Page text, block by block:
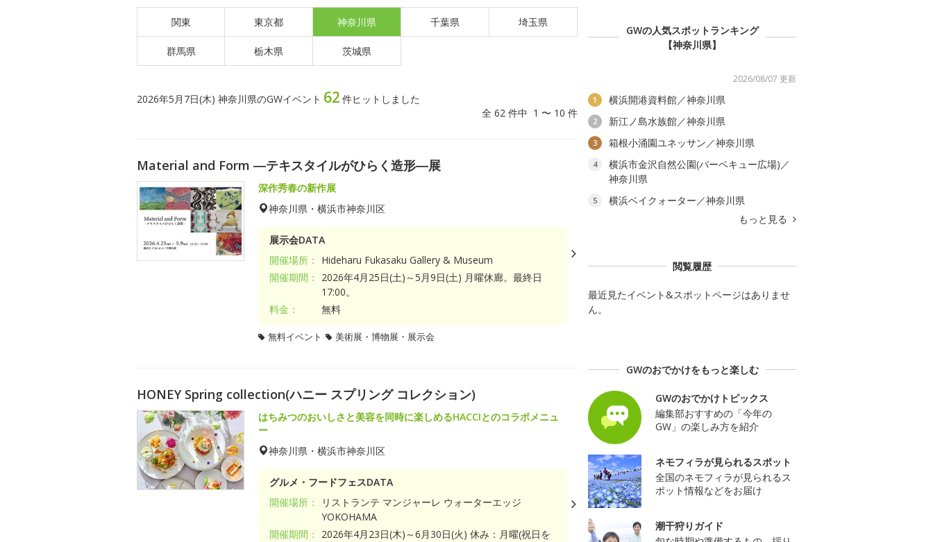
関東 東京都 神奈川県 千葉県 埼玉県
群馬県 栃木県 茨城県
2026年5月7日(木) 神奈川県のGWイベント 62 件ヒットしました
全 62 件中 1 〜 10 件
Material and Form ―テキスタイルがひらく造形―展
深作秀春の新作展
神奈川県・横浜市神奈川区
展示会DATA
開催場所：
Hideharu Fukasaku Gallery & Museum
開催期間：
2026年4月25日(土)～5月9日(土) 月曜休廊。最終日
17:00。
料金：
無料
無料イベント 美術展・博物展・展示会
HONEY Spring collection(ハニー スプリング コレクション)
はちみつのおいしさと美容を同時に楽しめるHACCIとのコラボメニュ
ー
神奈川県・横浜市神奈川区
グルメ・フードフェスDATA
開催場所：
リストランテ マンジャーレ ウォーターエッジ
YOKOHAMA
開催期間：
2026年4月23日(木)～6月30日(火) 休み：月曜(祝日を
GWの人気スポットランキング
【神奈川県】
2026/08/07 更新
1 横浜開港資料館／神奈川県
2 新江ノ島水族館／神奈川県
3 箱根小涌園ユネッサン／神奈川県
4
横浜市金沢自然公園(バーベキュー広場)／
神奈川県
5
横浜ベイクォーター／神奈川県
もっと見る
閲覧履歴
最近見たイベント&スポットページはありませ
ん。
GWのおでかけをもっと楽しむ
GWのおでかけトピックス
編集部おすすめの「今年の
GW」の楽しみ方を紹介
ネモフィラが見られるスポット
全国のネモフィラが見られるス
ポット情報などをお届け
潮干狩りガイド